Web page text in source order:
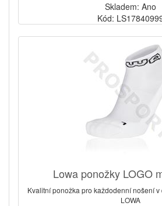
Skladem: Ano
Kód:
Lowa ponožky LOGO
Kvalitní ponožka pro každodenní nošení
LOWA